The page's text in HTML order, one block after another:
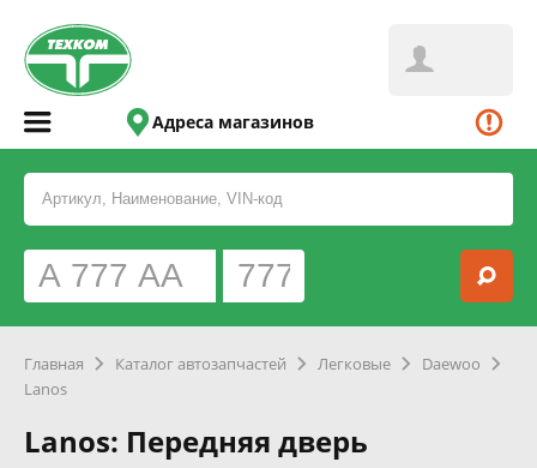
Адреса магазинов
Главная Каталог автозапчастей Легковые
Daewoo
Lanos
Lanos: Передняя дверь